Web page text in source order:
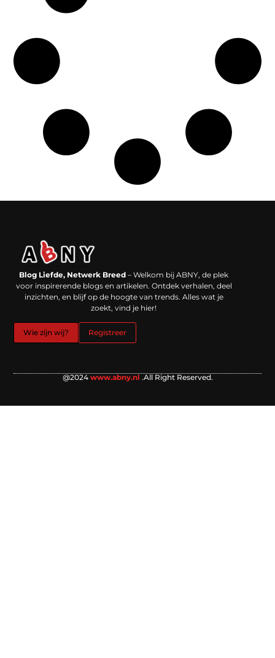
Blog Liefde, Netwerk Breed – Welkom bij ABNY, de plek
voor inspirerende blogs en artikelen. Ontdek verhalen, deel
inzichten, en blijf op de hoogte van trends. Alles wat je
zoekt, vind je hier!
Wie zijn wij? Registreer
@2024 www.abny.nl .All Right Reserved.